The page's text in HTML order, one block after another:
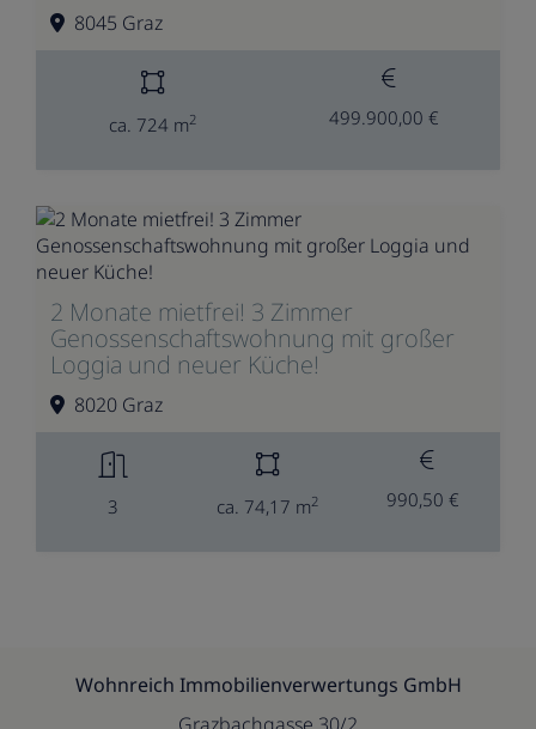
8045 Graz
ca. 724 m2 499.900,00 €
2 Monate mietfrei! 3 Zimmer
Genossenschaftswohnung mit großer
Loggia und neuer Küche!
8020 Graz
3 ca. 74,17 m2 990,50 €
Wohnreich Immobilienverwertungs GmbH